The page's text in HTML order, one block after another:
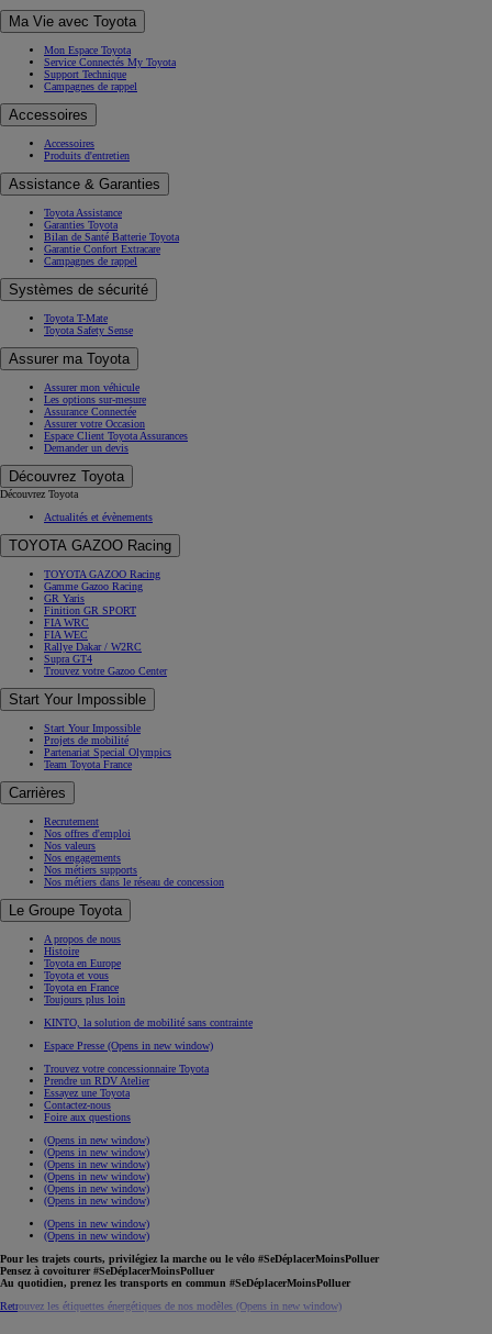
Ma Vie avec Toyota
Mon Espace Toyota
Service Connectés My Toyota
Support Technique
Campagnes de rappel
Accessoires
Accessoires
Produits d'entretien
Assistance & Garanties
Toyota Assistance
Garanties Toyota
Bilan de Santé Batterie Toyota
Garantie Confort Extracare
Campagnes de rappel
Systèmes de sécurité
Toyota T-Mate
Toyota Safety Sense
Assurer ma Toyota
Assurer mon véhicule
Les options sur-mesure
Assurance Connectée
Assurer votre Occasion
Espace Client Toyota Assurances
Demander un devis
Découvrez Toyota
Découvrez Toyota
Actualités et évènements
TOYOTA GAZOO Racing
TOYOTA GAZOO Racing
Gamme Gazoo Racing
GR Yaris
Finition GR SPORT
FIA WRC
FIA WEC
Rallye Dakar / W2RC
Supra GT4
Trouvez votre Gazoo Center
Start Your Impossible
Start Your Impossible
Projets de mobilité
Partenariat Special Olympics
Team Toyota France
Carrières
Recrutement
Nos offres d'emploi
Nos valeurs
Nos engagements
Nos métiers supports
Nos métiers dans le réseau de concession
Le Groupe Toyota
A propos de nous
Histoire
Toyota en Europe
Toyota et vous
Toyota en France
Toujours plus loin
KINTO, la solution de mobilité sans contrainte
Espace Presse (Opens in new window)
Trouvez votre concessionnaire Toyota
Prendre un RDV Atelier
Essayez une Toyota
Contactez-nous
Foire aux questions
(Opens in new window)
(Opens in new window)
(Opens in new window)
(Opens in new window)
(Opens in new window)
(Opens in new window)
(Opens in new window)
(Opens in new window)
Pour les trajets courts, privilégiez la marche ou le vélo #SeDéplacerMoinsPolluer
Pensez à covoiturer #SeDéplacerMoinsPolluer
Au quotidien, prenez les transports en commun #SeDéplacerMoinsPolluer
Retrouvez les étiquettes énergétiques de nos modèles (Opens in new window)